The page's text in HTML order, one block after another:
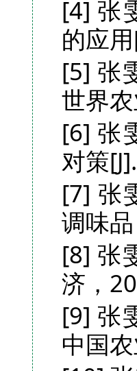
[4] 张
的应
[5] 张
世界
[6] 张
对策
[7] 张
调味
[8] 张
济，
[9] 张
中国